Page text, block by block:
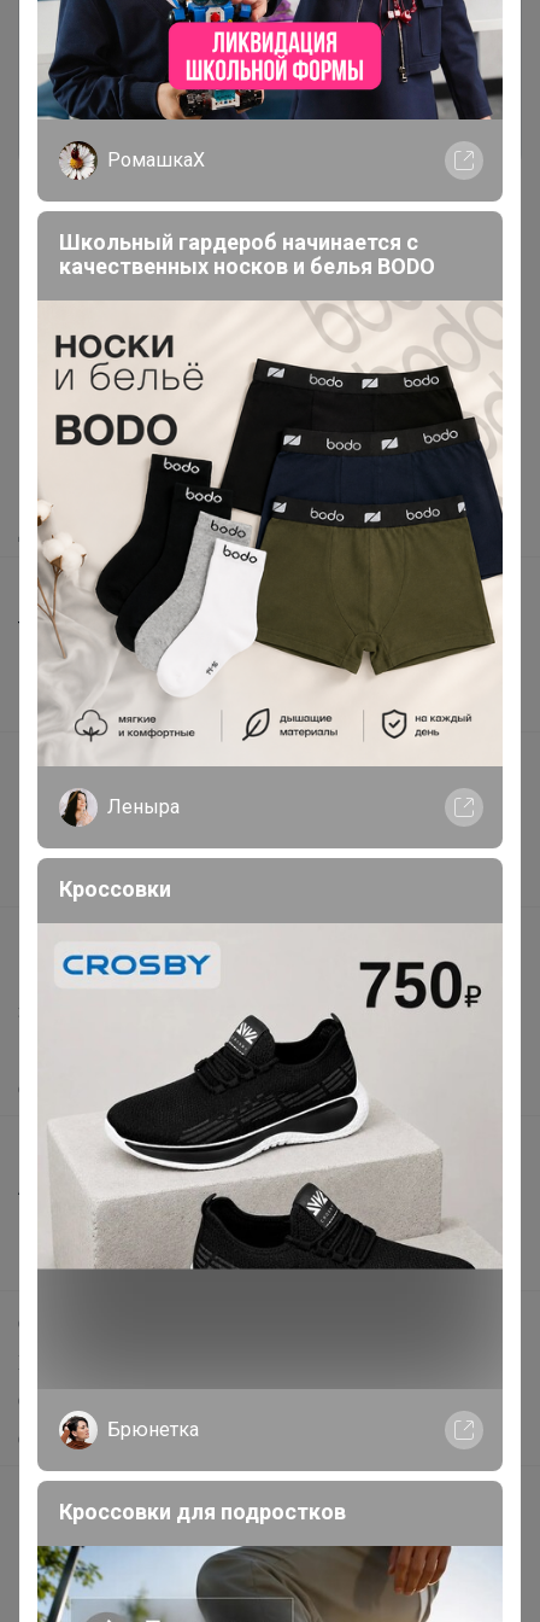
Это займет меньше минуты
Войти Зарегистрироваться
Реклама
Как здесь все устроено?
Как сделать заказ?
Как получить?
Доставка
Шоурумы
Торговые марки
Наша команда
В наличии
Подарочные сертификаты
Реклама на сайте
Поставщикам
Вакансии
Написать в поддержку
Защита покупателя
О нас
Все предложения
Анонсы
Новости
Поддержка альпак
Самое выгодное
Хиты продаж
Самое желанное
Самое быстрое
Начать зарабатывать с 24-ok
Розыгрыш - Генератор случайных чисел
Пульс нашего маркетплейса
РомашкаХ
Школьный гардероб начинается с
качественных носков и белья BODO
Леныра
Кроссовки
Брюнетка
Кроссовки для подростков